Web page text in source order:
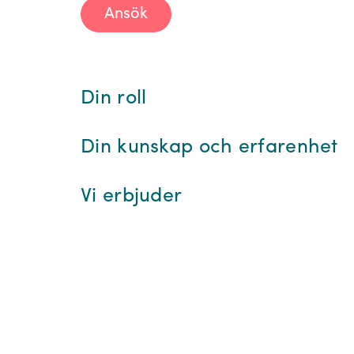
Ansök
Din roll
Din kunskap och erfarenhet
Vi erbjuder